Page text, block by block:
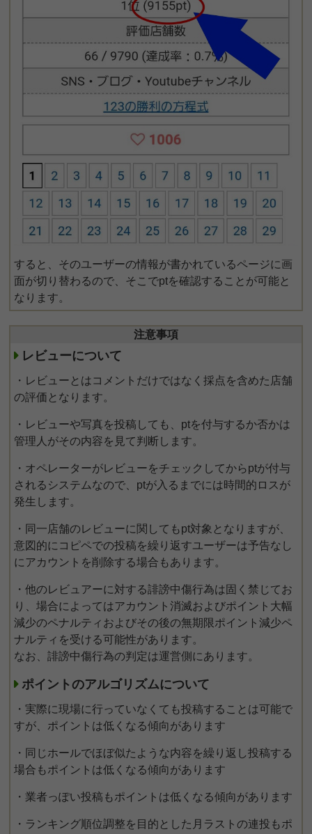
すると、そのユーザーの情報が書かれているページに画
面が切り替わるので、そこでptを確認することが可能と
なります。
注意事項
レビューについて
・レビューとはコメントだけではなく採点を含めた店舗
の評価となります。
・レビューや写真を投稿しても、ptを付与するか否かは
管理人がその内容を見て判断します。
・オペレーターがレビューをチェックしてからptが付与
されるシステムなので、ptが入るまでには時間的ロスが
発生します。
・同一店舗のレビューに関してもpt対象となりますが、
意図的にコピペでの投稿を繰り返すユーザーは予告なし
にアカウントを削除する場合もあります。
・他のレビュアーに対する誹謗中傷行為は固く禁じてお
り、場合によってはアカウント消滅およびポイント大幅
減少のペナルティおよびその後の無期限ポイント減少ペ
ナルティを受ける可能性があります。
なお、誹謗中傷行為の判定は運営側にあります。
ポイントのアルゴリズムについて
・実際に現場に行っていなくても投稿することは可能で
すが、ポイントは低くなる傾向があります
・同じホールでほぼ似たような内容を繰り返し投稿する
場合もポイントは低くなる傾向があります
・業者っぽい投稿もポイントは低くなる傾向があります
・ランキング順位調整を目的とした月ラストの連投もポ